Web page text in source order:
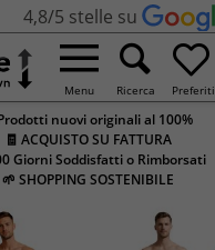
4,8/5 stelle su
Menu Ricerca Preferiti
nuovi originali al 100%
🧾 ACQUISTO SU FATTURA
Giorni Soddisfatti o Rimborsati
🌱 SHOPPING SOSTENIBILE